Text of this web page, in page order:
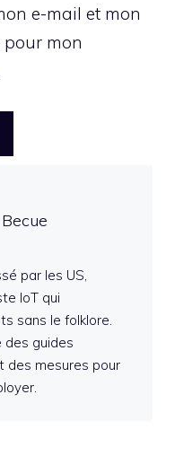
e-mail et mon
mon
par les US,
IoT qui
sans le folklore.
des guides
des mesures pour